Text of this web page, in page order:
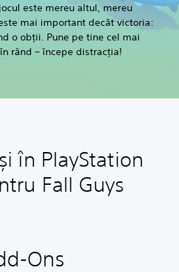
este mereu altul, mereu
mai important decât victoria:
o obții. Pune pe tine cel mai
rând – începe distracția!
în PlayStation
Fall Guys
Ons